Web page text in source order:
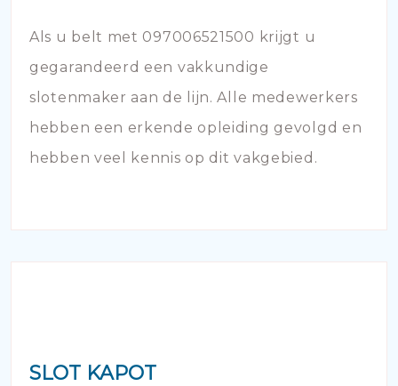
Als u belt met 097006521500 krijgt u
gegarandeerd een vakkundige
slotenmaker aan de lijn. Alle medewerkers
hebben een erkende opleiding gevolgd en
hebben veel kennis op dit vakgebied.
SLOT KAPOT